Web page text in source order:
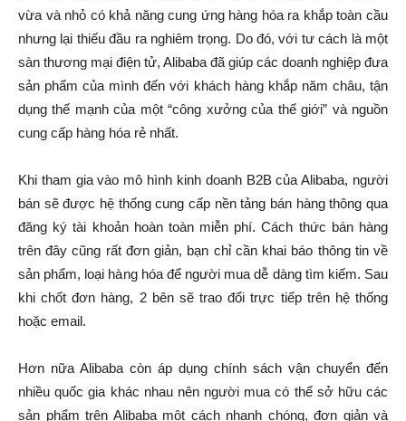
vừa và nhỏ có khả năng cung ứng hàng hóa ra khắp toàn cầu
nhưng lại thiếu đầu ra nghiêm trọng. Do đó, với tư cách là một
sàn thương mại điện tử, Alibaba đã giúp các doanh nghiệp đưa
sản phẩm của mình đến với khách hàng khắp năm châu, tận
dụng thế mạnh của một “công xưởng của thế giới” và nguồn
cung cấp hàng hóa rẻ nhất.
Khi tham gia vào mô hình kinh doanh B2B của Alibaba, người
bán sẽ được hệ thống cung cấp nền tảng bán hàng thông qua
đăng ký tài khoản hoàn toàn miễn phí. Cách thức bán hàng
trên đây cũng rất đơn giản, bạn chỉ cần khai báo thông tin về
sản phẩm, loại hàng hóa để người mua dễ dàng tìm kiếm. Sau
khi chốt đơn hàng, 2 bên sẽ trao đổi trực tiếp trên hệ thống
hoặc email.
Hơn nữa Alibaba còn áp dụng chính sách vận chuyển đến
nhiều quốc gia khác nhau nên người mua có thể sở hữu các
sản phẩm trên Alibaba một cách nhanh chóng, đơn giản và